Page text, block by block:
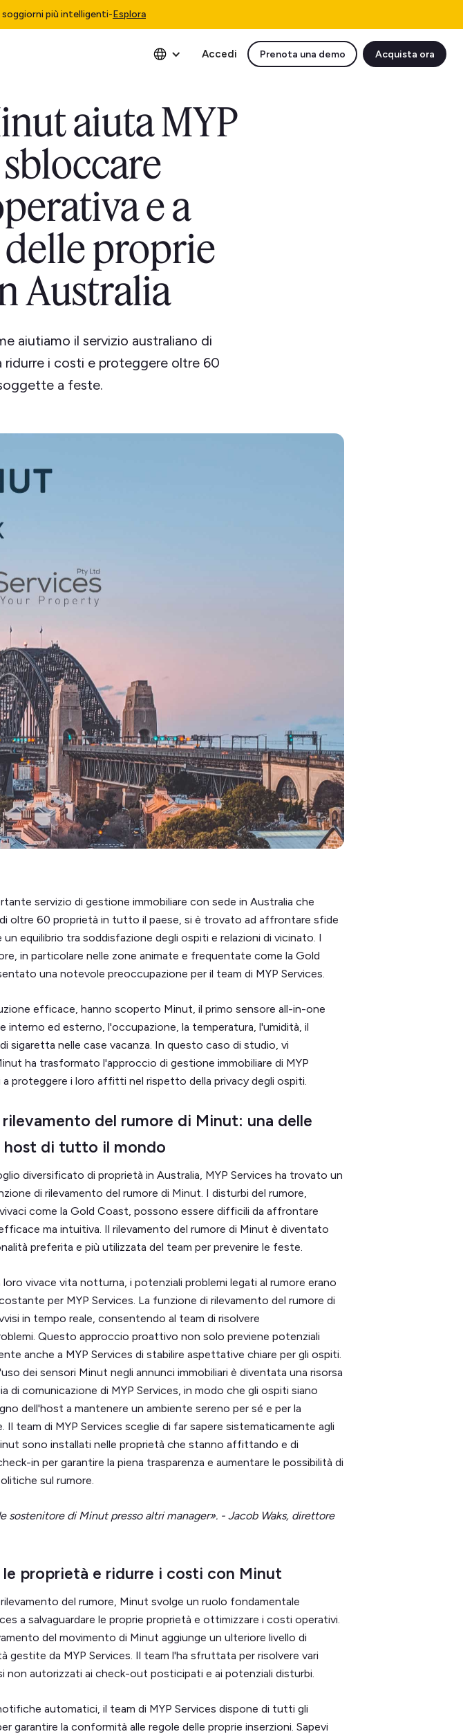
più intelligenti-Esplora
Accedi Prenota una demo Acquista ora
aiuta MYP
e a
proprie
Australia
aiutiamo il servizio australiano di
ridurre i costi e proteggere oltre 60
a feste.
servizio di gestione immobiliare con sede in Australia che
oltre 60 proprietà in tutto il paese, si è trovato ad affrontare sfide
equilibrio tra soddisfazione degli ospiti e relazioni di vicinato. I
in particolare nelle zone animate e frequentate come la Gold
una notevole preoccupazione per il team di MYP Services.
efficace, hanno scoperto Minut, il primo sensore all-in-one
interno ed esterno, l'occupazione, la temperatura, l'umidità, il
sigaretta nelle case vacanza. In questo caso di studio, vi
ha trasformato l'approccio di gestione immobiliare di MYP
a proteggere i loro affitti nel rispetto della privacy degli ospiti.
del rumore di Minut: una delle
di tutto il mondo
diversificato di proprietà in Australia, MYP Services ha trovato un
di rilevamento del rumore di Minut. I disturbi del rumore,
come la Gold Coast, possono essere difficili da affrontare
ma intuitiva. Il rilevamento del rumore di Minut è diventato
preferita e più utilizzata del team per prevenire le feste.
vivace vita notturna, i potenziali problemi legati al rumore erano
per MYP Services. La funzione di rilevamento del rumore di
in tempo reale, consentendo al team di risolvere
Questo approccio proattivo non solo previene potenziali
anche a MYP Services di stabilire aspettative chiare per gli ospiti.
dei sensori Minut negli annunci immobiliari è diventata una risorsa
di comunicazione di MYP Services, in modo che gli ospiti siano
dell'host a mantenere un ambiente sereno per sé e per la
team di MYP Services sceglie di far sapere sistematicamente agli
sono installati nelle proprietà che stanno affittando e di
in per garantire la piena trasparenza e aumentare le possibilità di
sul rumore.
sostenitore di Minut presso altri manager». - Jacob Waks, direttore
le proprietà e ridurre i costi con Minut
del rumore, Minut svolge un ruolo fondamentale
a salvaguardare le proprie proprietà e ottimizzare i costi operativi.
del movimento di Minut aggiunge un ulteriore livello di
gestite da MYP Services. Il team l'ha sfruttata per risolvere vari
non autorizzati ai check-out posticipati e ai potenziali disturbi.
automatici, il team di MYP Services dispone di tutti gli
garantire la conformità alle regole delle proprie inserzioni. Sapevi